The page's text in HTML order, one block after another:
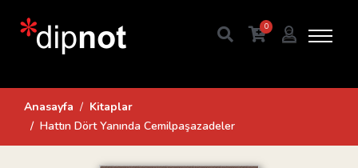
0
Anasayfa
Kitaplar
Hattın Dört Yanında Cemilpaşazadeler